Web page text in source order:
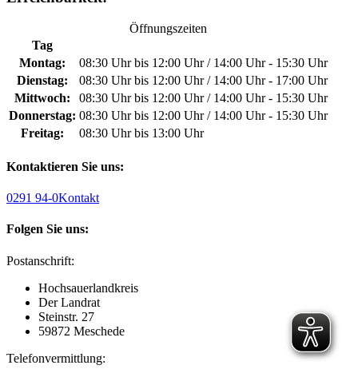
Öffnungszeiten
Tag
Montag:
08:30 Uhr bis 12:00 Uhr / 14:00 Uhr - 15:30 Uhr
Dienstag:
08:30 Uhr bis 12:00 Uhr / 14:00 Uhr - 17:00 Uhr
Mittwoch:
08:30 Uhr bis 12:00 Uhr / 14:00 Uhr - 15:30 Uhr
Donnerstag: 08:30 Uhr bis 12:00 Uhr / 14:00 Uhr - 15:30 Uhr
Freitag:
08:30 Uhr bis 13:00 Uhr
Kontaktieren Sie uns:
0291 94-0Kontakt
Folgen Sie uns:
Postanschrift:
Hochsauerlandkreis
Der Landrat
Steinstr. 27
59872 Meschede
Telefonvermittlung: